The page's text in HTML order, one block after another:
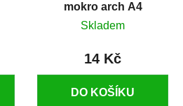
mokro arch A4
Skladem
14 Kč
DO KOŠÍKU